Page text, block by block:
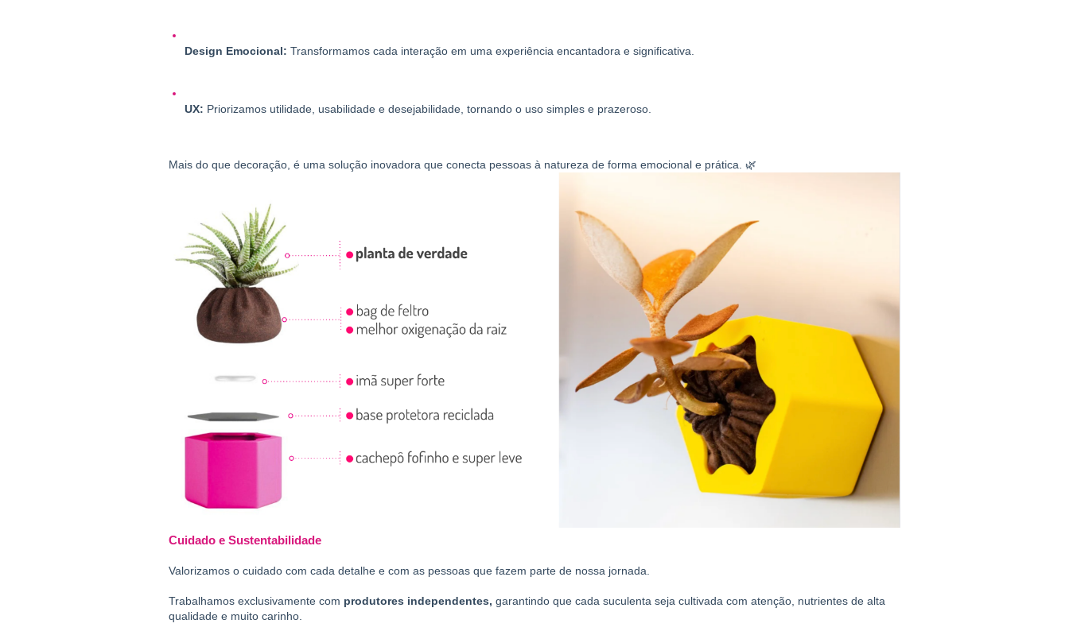
Design Emocional: Transformamos cada interação em uma experiência encantadora e significativa.
UX: Priorizamos utilidade, usabilidade e desejabilidade, tornando o uso simples e prazeroso.
Mais do que decoração, é uma solução inovadora que conecta pessoas à natureza de forma emocional e prática. 🌿
Cuidado e Sustentabilidade
Valorizamos o cuidado com cada detalhe e com as pessoas que fazem parte de nossa jornada.
Trabalhamos exclusivamente com produtores independentes, garantindo que cada suculenta seja cultivada com atenção, nutrientes de alta
qualidade e muito carinho.